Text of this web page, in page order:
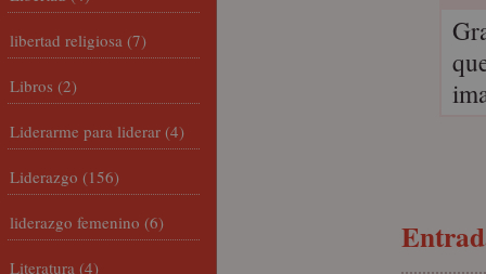
libertad religiosa (7)
Libros (2)
Liderarme para liderar (4)
Liderazgo (156)
liderazgo femenino (6)
Literatura (4)